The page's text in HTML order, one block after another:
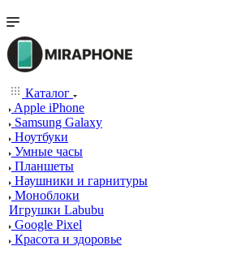
Каталог
Apple iPhone
Samsung Galaxy
Ноутбуки
Умные часы
Планшеты
Наушники и гарнитуры
Моноблоки
Игрушки Labubu
Google Pixel
Красота и здоровье